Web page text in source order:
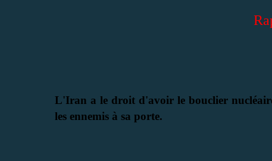
L'Iran a le droit d'avoir le bouclier
les ennemis à sa porte.